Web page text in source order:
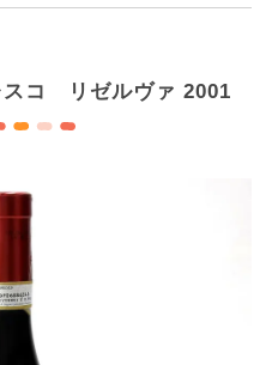
スコ リゼルヴァ 2001